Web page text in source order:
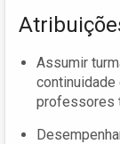
Assumir
continuidade
professores